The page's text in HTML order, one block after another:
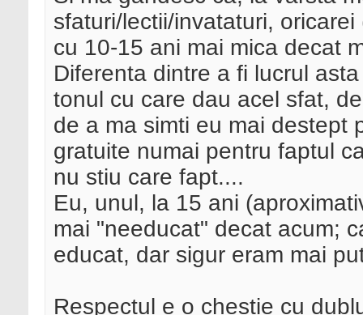
sfaturi/lectii/invataturi,
cu 10-15 ani mai mica decat
Diferenta dintre a fi lucrul
tonul cu care dau acel sfat,
de a ma simti eu mai destept
gratuite numai pentru faptul
nu stiu care fapt....
Eu, unul, la 15 ani
mai "needucat" decat acum;
educat, dar sigur eram mai
Respectul e o chestie cu